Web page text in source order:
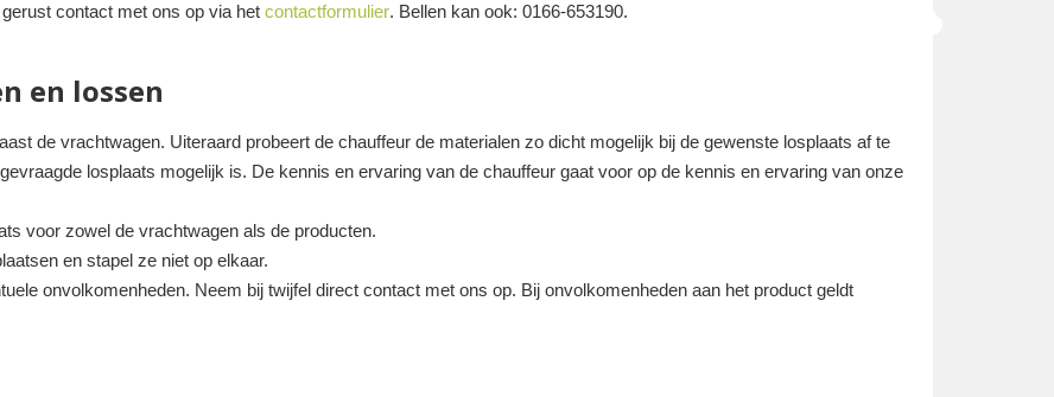
contact met ons op via het contactformulier. Bellen kan ook: 0166-653190.
en lossen
de vrachtwagen. Uiteraard probeert de chauffeur de materialen zo dicht mogelijk bij de gewenste losplaats af te
losplaats mogelijk is. De kennis en ervaring van de chauffeur gaat voor op de kennis en ervaring van onze
voor zowel de vrachtwagen als de producten.
en stapel ze niet op elkaar.
onvolkomenheden. Neem bij twijfel direct contact met ons op. Bij onvolkomenheden aan het product geldt